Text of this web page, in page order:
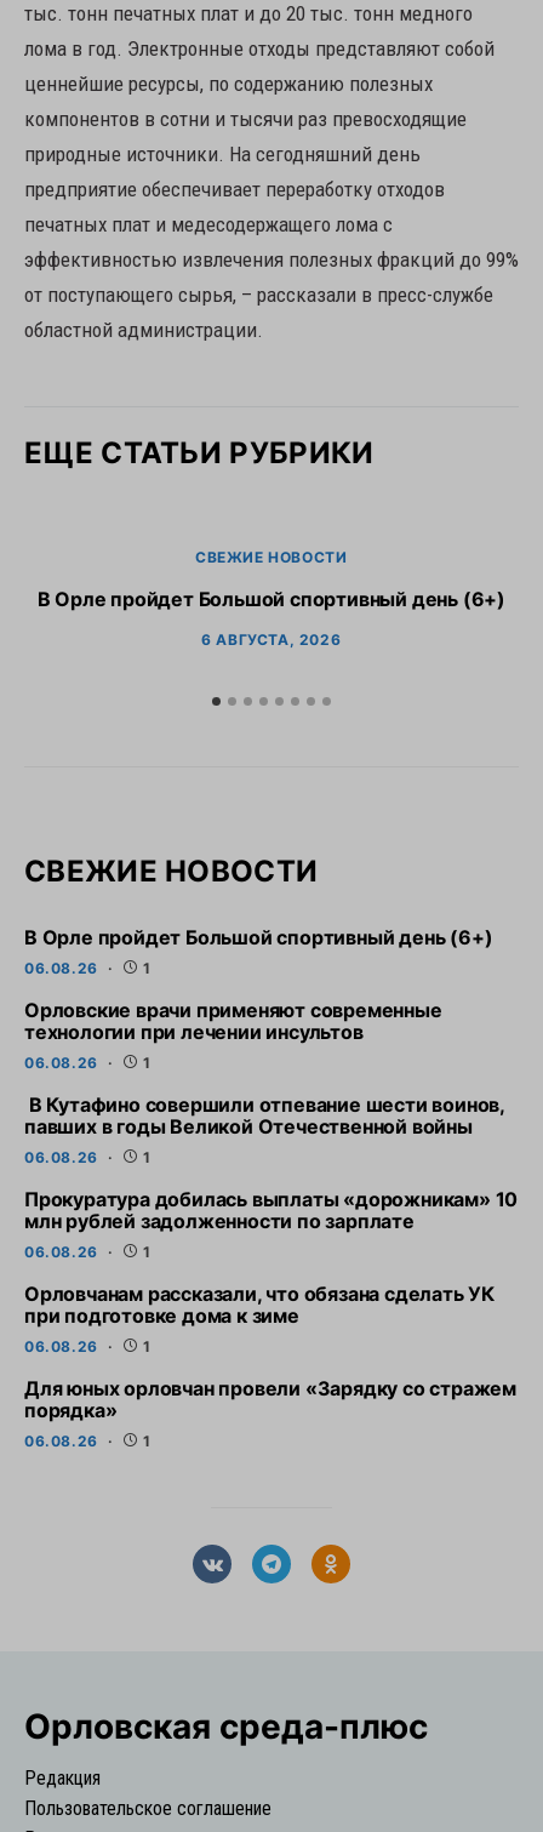
тыс. тонн печатных плат и до 20 тыс. тонн медного
лома в год. Электронные отходы представляют собой
ценнейшие ресурсы, по содержанию полезных
компонентов в сотни и тысячи раз превосходящие
природные источники. На сегодняшний день
предприятие обеспечивает переработку отходов
печатных плат и медесодержащего лома с
эффективностью извлечения полезных фракций до 99%
от поступающего сырья, – рассказали в пресс-службе
областной администрации.
ЕЩЕ СТАТЬИ РУБРИКИ
СВЕЖИЕ НОВОСТИ
В Орле пройдет Большой спортивный день (6+)
6 АВГУСТА, 2026
СВЕЖИЕ НОВОСТИ
В Орле пройдет Большой спортивный день (6+)
06.08.26 1
Орловские врачи применяют современные
технологии при лечении инсультов
06.08.26 1
В Кутафино совершили отпевание шести воинов,
павших в годы Великой Отечественной войны
06.08.26 1
Прокуратура добилась выплаты «дорожникам» 10
млн рублей задолженности по зарплате
06.08.26 1
Орловчанам рассказали, что обязана сделать УК
при подготовке дома к зиме
06.08.26 1
Для юных орловчан провели «Зарядку со стражем
порядка»
06.08.26 1
Орловская cреда-плюс
Редакция
Пользовательское соглашение